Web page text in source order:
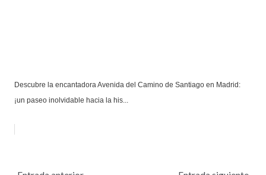
Descubre la encantadora Avenida del Camino de Santiago en Madrid:
¡un paseo inolvidable hacia la his...